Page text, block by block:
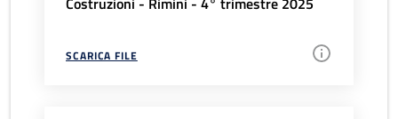
SCARICA FILE